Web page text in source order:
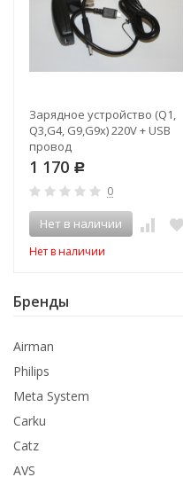
Зарядное устройство (Q1,
Q3,G4, G9,G9x) 220V + USB
провод
1 170 Р
0
Нет в наличии
Нет в наличии
Бренды
Airman
Philips
Meta System
Carku
Catz
AVS